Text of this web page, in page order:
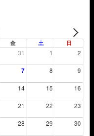
金 土 日
31 1 2
7 8 9
14 15 16
21 22 23
28 29 30